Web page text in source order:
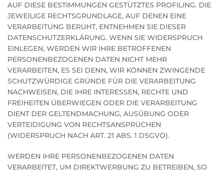
AUF DIESE BESTIMMUNGEN GESTÜTZTES PROFILING. DIE
JEWEILIGE RECHTSGRUNDLAGE, AUF DENEN EINE
VERARBEITUNG BERUHT, ENTNEHMEN SIE DIESER
DATENSCHUTZERKLÄRUNG. WENN SIE WIDERSPRUCH
EINLEGEN, WERDEN WIR IHRE BETROFFENEN
PERSONENBEZOGENEN DATEN NICHT MEHR
VERARBEITEN, ES SEI DENN, WIR KÖNNEN ZWINGENDE
SCHUTZWÜRDIGE GRÜNDE FÜR DIE VERARBEITUNG
NACHWEISEN, DIE IHRE INTERESSEN, RECHTE UND
FREIHEITEN ÜBERWIEGEN ODER DIE VERARBEITUNG
DIENT DER GELTENDMACHUNG, AUSÜBUNG ODER
VERTEIDIGUNG VON RECHTSANSPRÜCHEN
(WIDERSPRUCH NACH ART. 21 ABS. 1 DSGVO).
WERDEN IHRE PERSONENBEZOGENEN DATEN
VERARBEITET, UM DIREKTWERBUNG ZU BETREIBEN, SO